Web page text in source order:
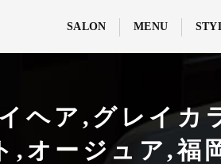
SALON MENU
ヘア,グレイ
,オージュア,福